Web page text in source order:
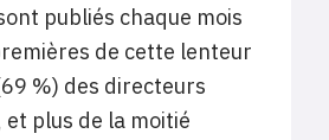
publiés chaque mois
de cette lenteur
%) des directeurs
plus de la moitié